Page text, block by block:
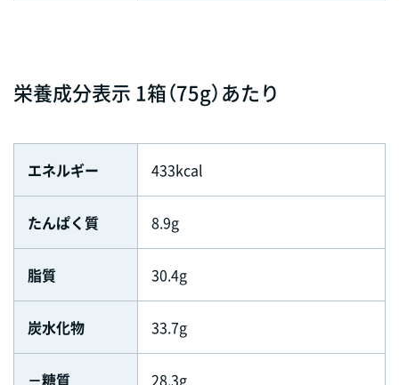
栄養成分表示 1箱（75g）あたり
エネルギー 433kcal
たんぱく質 8.9g
脂質 30.4g
炭水化物 33.7g
－糖質 28.3g